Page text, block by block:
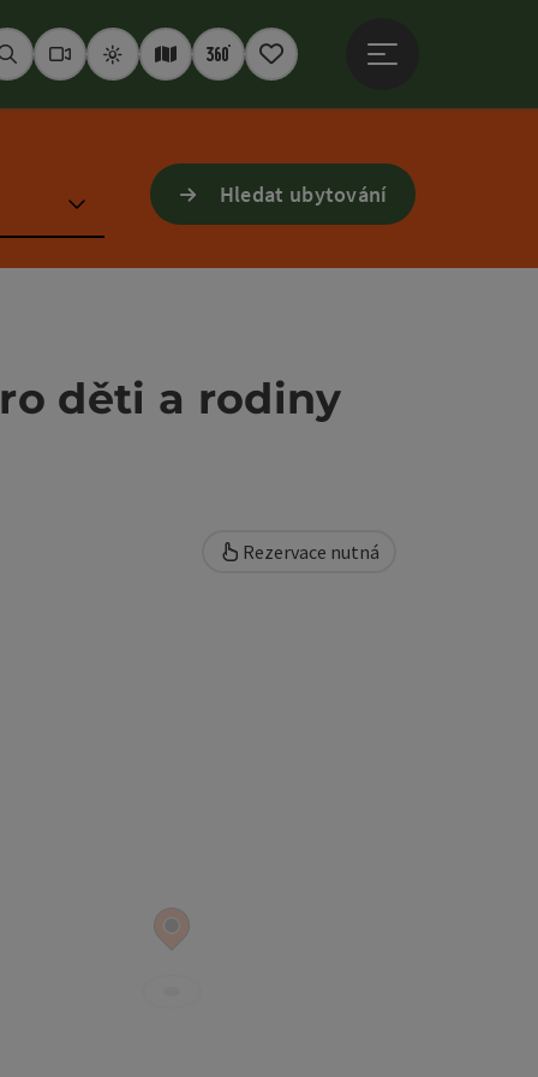
HledatWebkamery
PočasíInteraktivní mapa
360° panoramata
Poznámkový blok
Hledat ubytování
děti a rodiny
Rezervace nutná